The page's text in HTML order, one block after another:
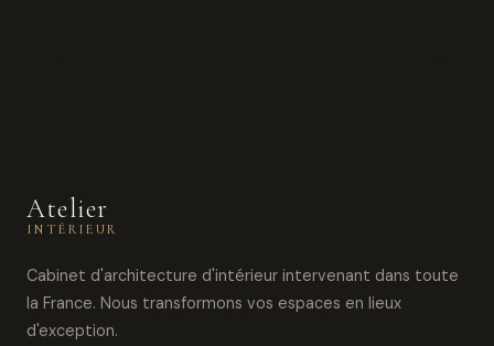
Atelier
INTÉRIEUR
Cabinet d'architecture d'intérieur intervenant dans toute
la France. Nous transformons vos espaces en lieux
d'exception.